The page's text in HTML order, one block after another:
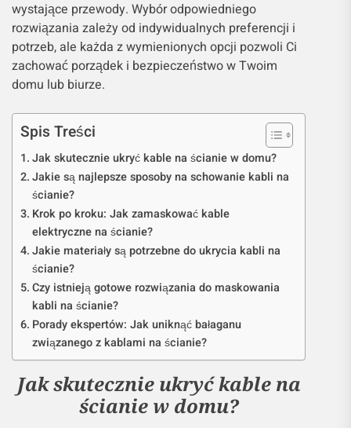
wystające przewody. Wybór odpowiedniego
rozwiązania zależy od indywidualnych preferencji i
potrzeb, ale każda z wymienionych opcji pozwoli Ci
zachować porządek i bezpieczeństwo w Twoim
domu lub biurze.
Spis Treści
Jak skutecznie ukryć kable na ścianie w domu?
Jakie są najlepsze sposoby na schowanie kabli na
ścianie?
Krok po kroku: Jak zamaskować kable
elektryczne na ścianie?
Jakie materiały są potrzebne do ukrycia kabli na
ścianie?
Czy istnieją gotowe rozwiązania do maskowania
kabli na ścianie?
Porady ekspertów: Jak uniknąć bałaganu
związanego z kablami na ścianie?
Jak skutecznie ukryć kable na
ścianie w domu?